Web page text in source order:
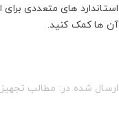
استاندارد های متعددی
آن ها کمک کنید.
ارسال شده در: مطالب